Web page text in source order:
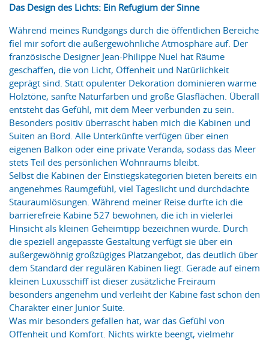
Das Design des Lichts: Ein Refugium der Sinne
Während meines Rundgangs durch die öffentlichen Bereiche
fiel mir sofort die außergewöhnliche Atmosphäre auf. Der
französische Designer Jean-Philippe Nuel hat Räume
geschaffen, die von Licht, Offenheit und Natürlichkeit
geprägt sind. Statt opulenter Dekoration dominieren warme
Holztöne, sanfte Naturfarben und große Glasflächen. Überall
entsteht das Gefühl, mit dem Meer verbunden zu sein.
Besonders positiv überrascht haben mich die Kabinen und
Suiten an Bord. Alle Unterkünfte verfügen über einen
eigenen Balkon oder eine private Veranda, sodass das Meer
stets Teil des persönlichen Wohnraums bleibt.
Selbst die Kabinen der Einstiegskategorien bieten bereits ein
angenehmes Raumgefühl, viel Tageslicht und durchdachte
Stauraumlösungen. Während meiner Reise durfte ich die
barrierefreie Kabine 527 bewohnen, die ich in vielerlei
Hinsicht als kleinen Geheimtipp bezeichnen würde. Durch
die speziell angepasste Gestaltung verfügt sie über ein
außergewöhnig großzügiges Platzangebot, das deutlich über
dem Standard der regulären Kabinen liegt. Gerade auf einem
kleinen Luxusschiff ist dieser zusätzliche Freiraum
besonders angenehm und verleiht der Kabine fast schon den
Charakter einer Junior Suite.
Was mir besonders gefallen hat, war das Gefühl von
Offenheit und Komfort. Nichts wirkte beengt, vielmehr